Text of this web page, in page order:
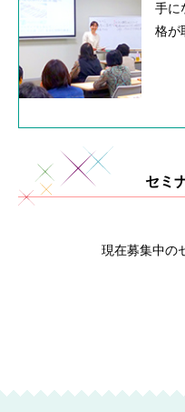
手に
格が
セミ
現在募集中の